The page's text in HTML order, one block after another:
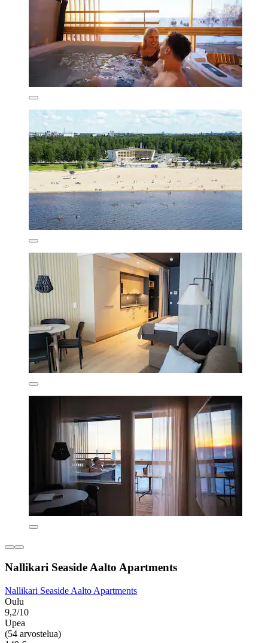
Nallikari Seaside Aalto Apartments
Nallikari Seaside Aalto Apartments
Oulu
9,2/10
Upea
(54 arvostelua)